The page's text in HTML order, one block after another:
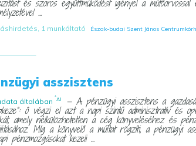
és szoros együttműködést igényel a műtőorvossal
...
1 munkáltató Észak-budai Szent János
asszisztens
általában *AI — A pénzügyi asszisztens a
ő végzi el azt a napi szintű adminisztratív és
amely nélkülözhetetlen a cég könyveléséhez és
Míg a könyvelő a múltat rögzíti, a pénzügyi
pénzmozgásokat kezeli ...